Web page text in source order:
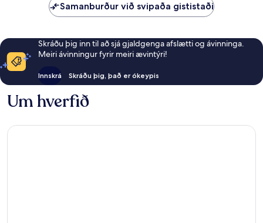
Samanburður við svipaða gististaði
Skráðu þig inn til að sjá gjaldgenga afslætti og ávinninga.
Meiri ávinningur fyrir meiri ævintýri!
Innskrá Skráðu þig, það er ókeypis
Um hverfið